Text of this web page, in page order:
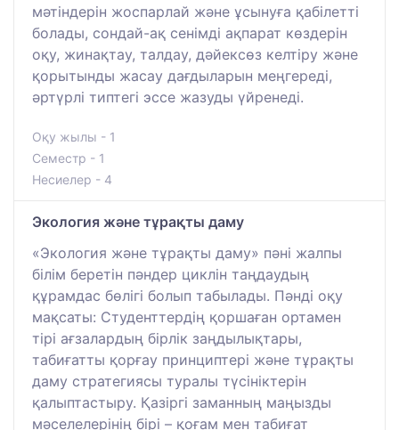
мәтіндерін жоспарлай және ұсынуға қабілетті
болады, сондай-ақ сенімді ақпарат көздерін
оқу, жинақтау, талдау, дәйексөз келтіру және
қорытынды жасау дағдыларын меңгереді,
әртүрлі типтегі эссе жазуды үйренеді.
Оқу жылы - 1
Семестр - 1
Несиелер - 4
Экология және тұрақты даму
«Экология және тұрақты даму» пәні жалпы
білім беретін пәндер циклін таңдаудың
құрамдас бөлігі болып табылады. Пәнді оқу
мақсаты: Студенттердің қоршаған ортамен
тірі ағзалардың бірлік заңдылықтары,
табиғатты қорғау принциптері және тұрақты
даму стратегиясы туралы түсініктерін
қалыптастыру. Қазіргі заманның маңызды
мәселелерінің бірі – қоғам мен табиғат